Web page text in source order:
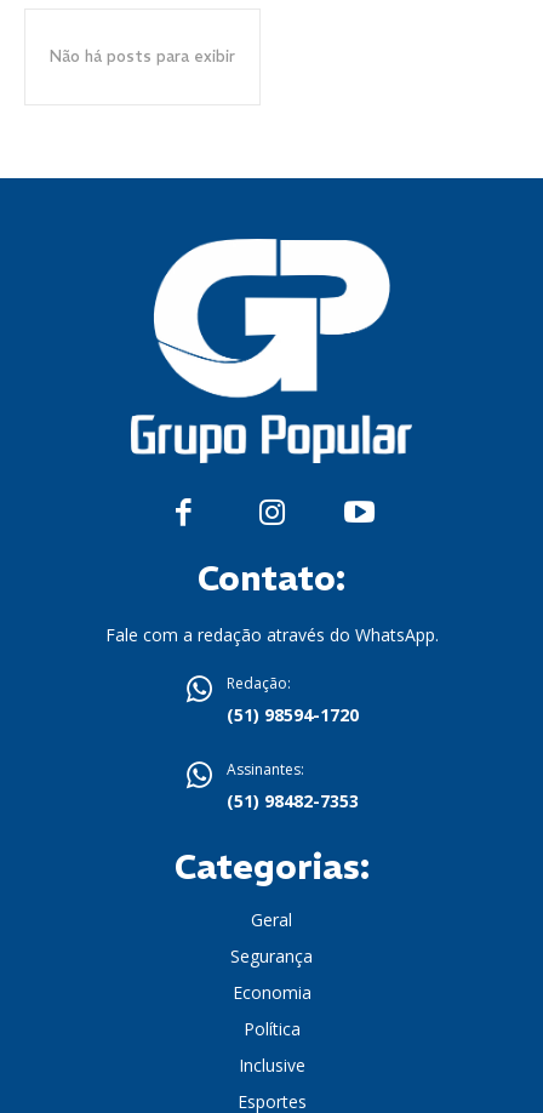
Não há posts para exibir
Contato:
Fale com a redação através do WhatsApp.
Redação:
(51) 98594-1720
Assinantes:
(51) 98482-7353
Categorias:
Geral
Segurança
Economia
Política
Inclusive
Esportes